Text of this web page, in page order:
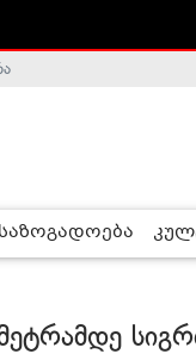
კომისია
საზოგადოება